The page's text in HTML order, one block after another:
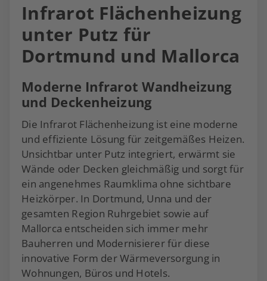
Infrarot Flächenheizung
unter Putz für
Dortmund und Mallorca
Moderne Infrarot Wandheizung
und Deckenheizung
Die Infrarot Flächenheizung ist eine moderne
und effiziente Lösung für zeitgemäßes Heizen.
Unsichtbar unter Putz integriert, erwärmt sie
Wände oder Decken gleichmäßig und sorgt für
ein angenehmes Raumklima ohne sichtbare
Heizkörper. In Dortmund, Unna und der
gesamten Region Ruhrgebiet sowie auf
Mallorca entscheiden sich immer mehr
Bauherren und Modernisierer für diese
innovative Form der Wärmeversorgung in
Wohnungen, Büros und Hotels.